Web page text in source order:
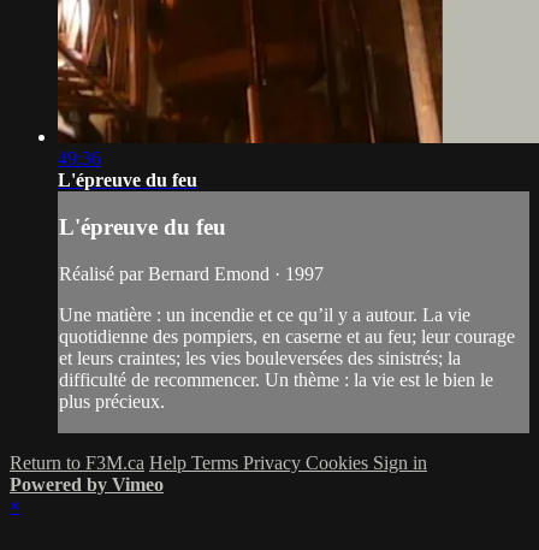
49:36
L'épreuve du feu
L'épreuve du feu
Réalisé par Bernard Emond · 1997
Une matière : un incendie et ce qu’il y a autour. La vie
quotidienne des pompiers, en caserne et au feu; leur courage
et leurs craintes; les vies bouleversées des sinistrés; la
difficulté de recommencer. Un thème : la vie est le bien le
plus précieux.
Return to F3M.ca Help Terms Privacy Cookies Sign in
Powered by Vimeo
×